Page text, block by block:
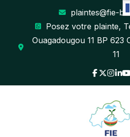
plaintes@fie-
Posez votre plainte,
Ouagadougou 11 BP 623
11